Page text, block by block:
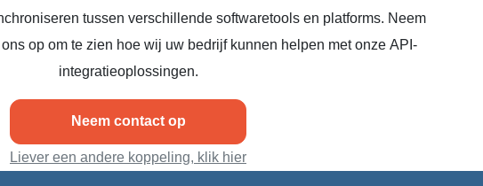
tussen verschillende softwaretools en platforms. Neem
op om te zien hoe wij uw bedrijf kunnen helpen met onze API-
integratieoplossingen.
Neem contact op
Liever een andere koppeling, klik hier